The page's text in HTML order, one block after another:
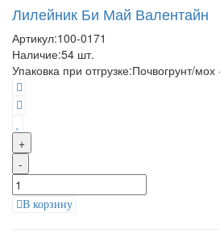
Лилейник Би Май Валентайн
Артикул:100-0171
Наличие:54 шт.
Упаковка при отгрузке:Почвогрунт/мох
+
-
В корзину